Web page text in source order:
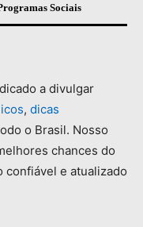
Sociais
a divulgar
, dicas
o Brasil. Nosso
chances do
confiável e atualizado